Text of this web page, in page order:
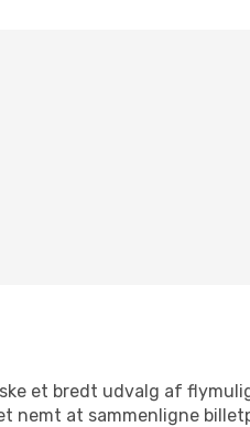
et bredt udvalg af
at sammenligne